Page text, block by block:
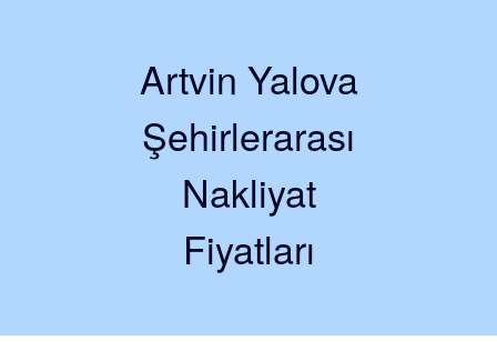
Artvin Yalova
Şehirlerarası
Nakliyat
Fiyatları